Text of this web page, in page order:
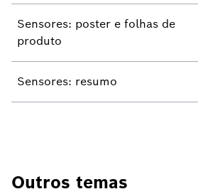
Sensores: poster e folhas de
produto
Sensores: resumo
Outros temas